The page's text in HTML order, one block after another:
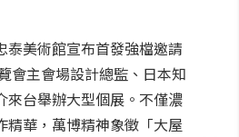
泰美術館宣布首發強檔邀請
會主會場設計總監、日本知
來台舉辦大型個展。不僅濃
精華，萬博精神象徵「大屋